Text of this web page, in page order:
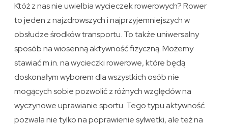
Któż z nas nie uwielbia wycieczek rowerowych? Rower
to jeden z najzdrowszych i najprzyjemniejszych w
obsłudze środków transportu. To także uniwersalny
sposób na wiosenną aktywność fizyczną. Możemy
stawiać m.in. na wycieczki rowerowe, które będą
doskonałym wyborem dla wszystkich osób nie
mogących sobie pozwolić z różnych względów na
wyczynowe uprawianie sportu. Tego typu aktywność
pozwala nie tylko na poprawienie sylwetki, ale też na